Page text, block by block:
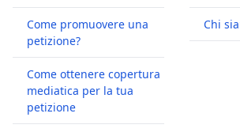
Come promuovere una
petizione?
Come ottenere copertura
mediatica per la tua
petizione
Chi